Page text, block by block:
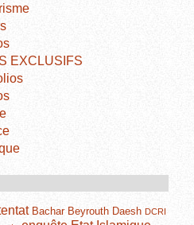
EXCLUSIFS
Bachar Beyrouth Daesh DCRI